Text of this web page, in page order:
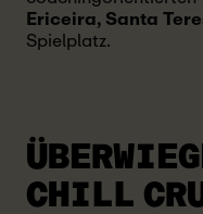
Ericeira, Santa
Spielplatz.
CHILL